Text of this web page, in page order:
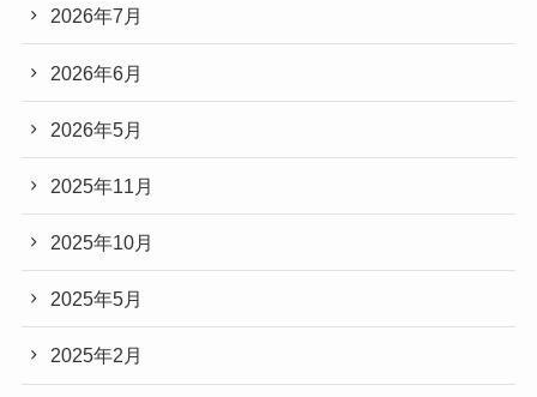
2026年7月
2026年6月
2026年5月
2025年11月
2025年10月
2025年5月
2025年2月